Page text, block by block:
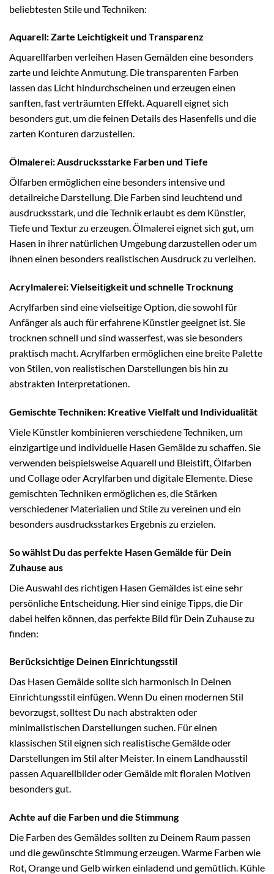
beliebtesten Stile und Techniken:
Aquarell: Zarte Leichtigkeit und Transparenz
Aquarellfarben verleihen Hasen Gemälden eine besonders
zarte und leichte Anmutung. Die transparenten Farben
lassen das Licht hindurchscheinen und erzeugen einen
sanften, fast verträumten Effekt. Aquarell eignet sich
besonders gut, um die feinen Details des Hasenfells und die
zarten Konturen darzustellen.
Ölmalerei: Ausdrucksstarke Farben und Tiefe
Ölfarben ermöglichen eine besonders intensive und
detailreiche Darstellung. Die Farben sind leuchtend und
ausdrucksstark, und die Technik erlaubt es dem Künstler,
Tiefe und Textur zu erzeugen. Ölmalerei eignet sich gut, um
Hasen in ihrer natürlichen Umgebung darzustellen oder um
ihnen einen besonders realistischen Ausdruck zu verleihen.
Acrylmalerei: Vielseitigkeit und schnelle Trocknung
Acrylfarben sind eine vielseitige Option, die sowohl für
Anfänger als auch für erfahrene Künstler geeignet ist. Sie
trocknen schnell und sind wasserfest, was sie besonders
praktisch macht. Acrylfarben ermöglichen eine breite Palette
von Stilen, von realistischen Darstellungen bis hin zu
abstrakten Interpretationen.
Gemischte Techniken: Kreative Vielfalt und Individualität
Viele Künstler kombinieren verschiedene Techniken, um
einzigartige und individuelle Hasen Gemälde zu schaffen. Sie
verwenden beispielsweise Aquarell und Bleistift, Ölfarben
und Collage oder Acrylfarben und digitale Elemente. Diese
gemischten Techniken ermöglichen es, die Stärken
verschiedener Materialien und Stile zu vereinen und ein
besonders ausdrucksstarkes Ergebnis zu erzielen.
So wählst Du das perfekte Hasen Gemälde für Dein
Zuhause aus
Die Auswahl des richtigen Hasen Gemäldes ist eine sehr
persönliche Entscheidung. Hier sind einige Tipps, die Dir
dabei helfen können, das perfekte Bild für Dein Zuhause zu
finden:
Berücksichtige Deinen Einrichtungsstil
Das Hasen Gemälde sollte sich harmonisch in Deinen
Einrichtungsstil einfügen. Wenn Du einen modernen Stil
bevorzugst, solltest Du nach abstrakten oder
minimalistischen Darstellungen suchen. Für einen
klassischen Stil eignen sich realistische Gemälde oder
Darstellungen im Stil alter Meister. In einem Landhausstil
passen Aquarellbilder oder Gemälde mit floralen Motiven
besonders gut.
Achte auf die Farben und die Stimmung
Die Farben des Gemäldes sollten zu Deinem Raum passen
und die gewünschte Stimmung erzeugen. Warme Farben wie
Rot, Orange und Gelb wirken einladend und gemütlich. Kühle